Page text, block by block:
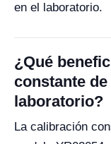
en el laboratorio.
¿Qué
constante
laboratorio?
La calibración